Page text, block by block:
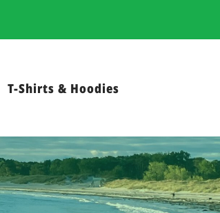
T-Shirts & Hoodies